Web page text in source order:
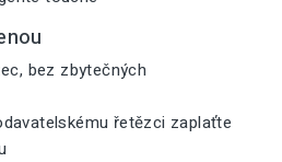
bez zbytečných
řetězci zaplaťte